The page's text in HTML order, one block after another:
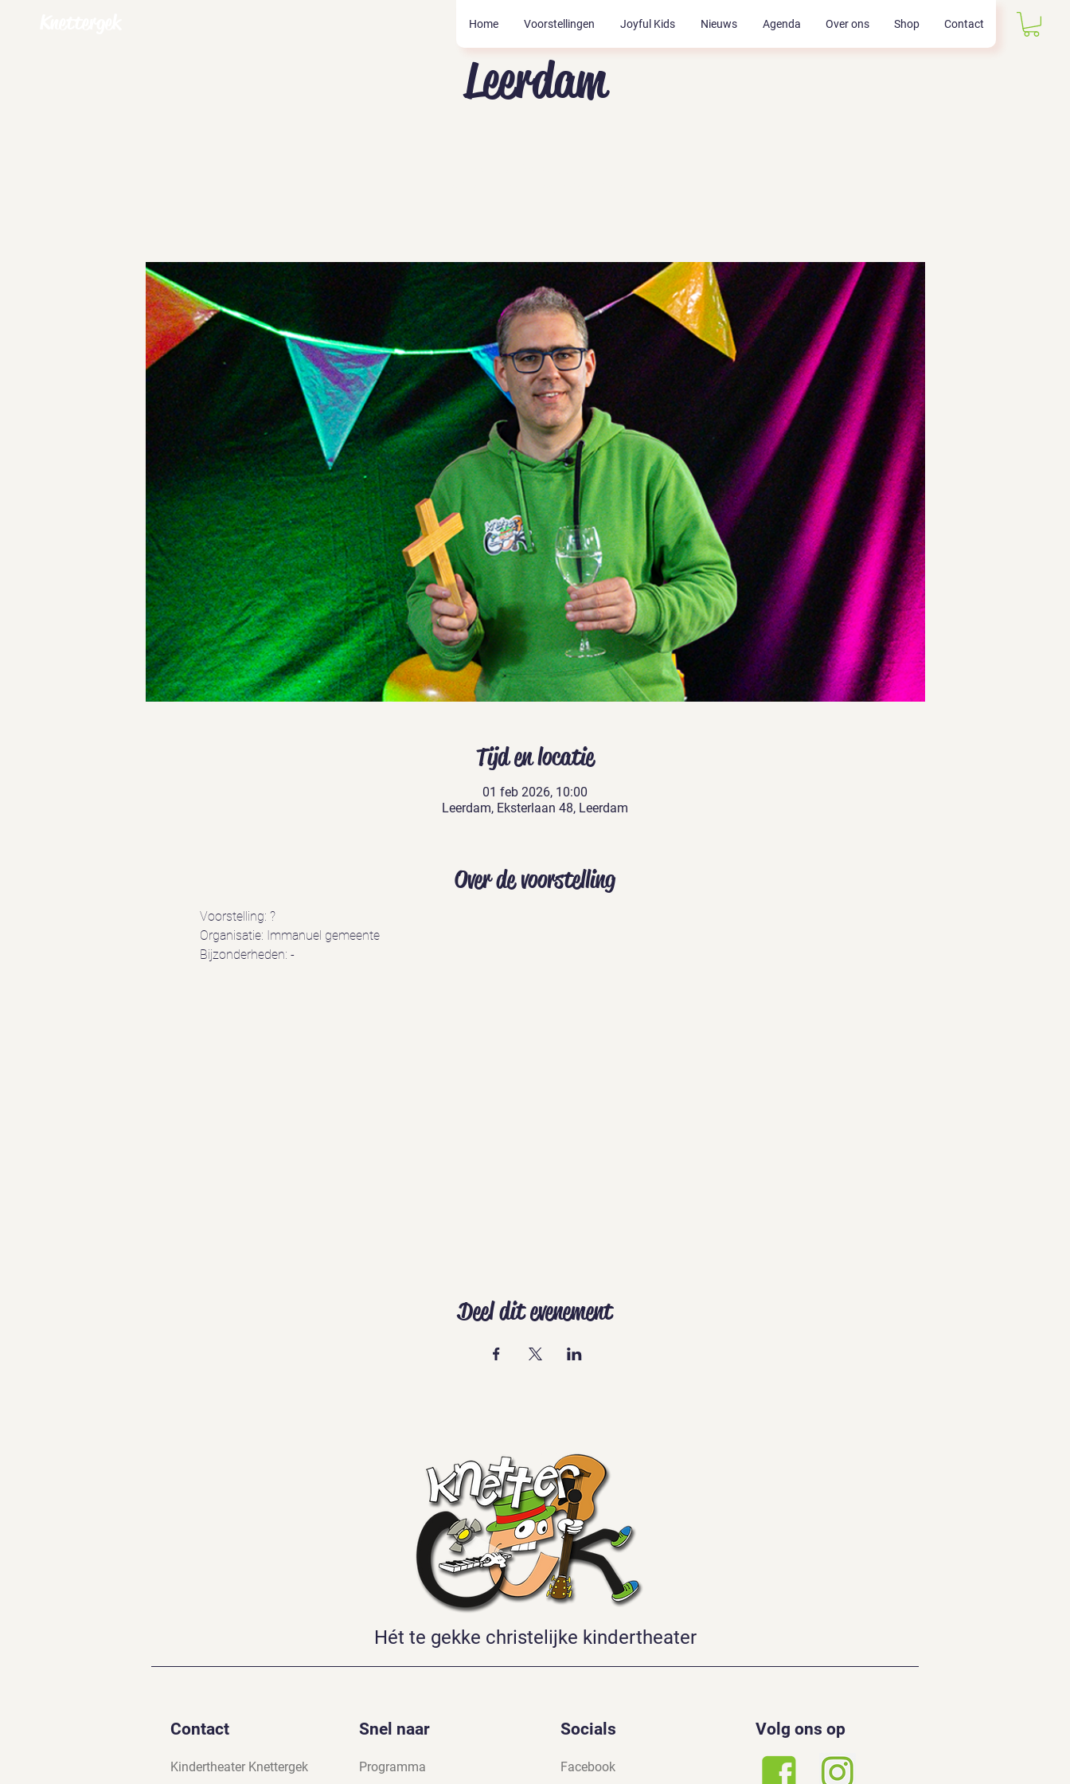
Home Voorstellingen Joyful Kids Nieuws Agenda Over ons Shop Contact
Leerdam
Tijd en locatie
01 feb 2026, 10:00
Leerdam, Eksterlaan 48, Leerdam
Over de voorstelling
Voorstelling: ?
Organisatie: Immanuel gemeente
Bijzonderheden: -
Deel dit evenement
Hét te gekke christelijke kindertheater
Contact
Kindertheater Knettergek
Snel naar
Programma
Socials
Facebook
Volg ons op